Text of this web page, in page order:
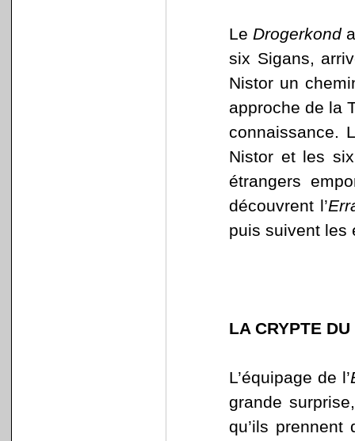
Le Drogerkond
six Sigans,
Nistor un
approche de la
connaissance.
Nistor et les
étrangers
découvrent l’
puis suivent les
LA CRYPTE
L’équipage de l’
grande
qu’ils prennent